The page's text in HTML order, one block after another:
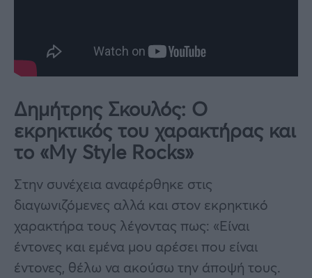
Δημήτρης Σκουλός: Ο
εκρηκτικός του χαρακτήρας και
το «My Style Rocks»
Στην συνέχεια αναφέρθηκε στις
διαγωνιζόμενες αλλά και στον εκρηκτικό
χαρακτήρα τους λέγοντας πως: «Είναι
έντονες και εμένα μου αρέσει που είναι
έντονες, θέλω να ακούσω την άποψή τους.